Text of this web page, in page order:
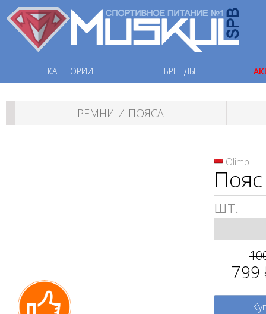
КАТЕГОРИИ БРЕНДЫ
РЕМНИ И ПОЯСА
Olimp
шт.
799